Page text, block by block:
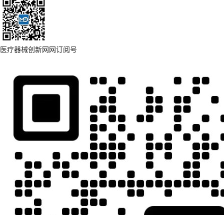
医疗器械创新网网订阅号